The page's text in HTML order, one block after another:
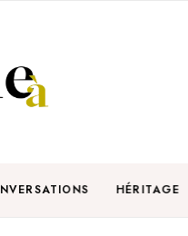
HÉRITAGE